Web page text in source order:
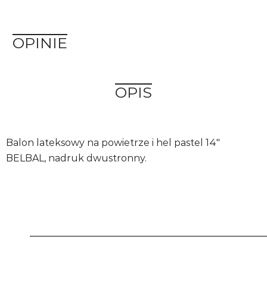
OPINIE
OPIS
Balon lateksowy na powietrze i hel pastel 14"
BELBAL, nadruk dwustronny.